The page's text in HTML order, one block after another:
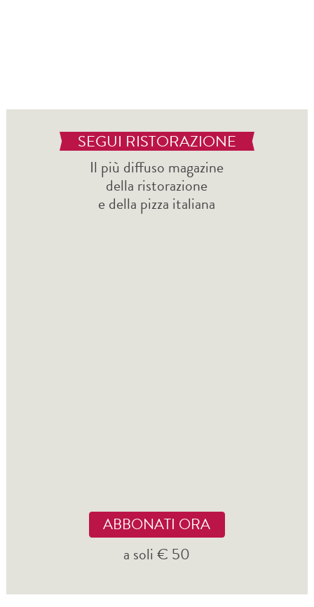
SEGUI RISTORAZIONE
Il più diffuso magazine
della ristorazione
e della pizza italiana
ABBONATI ORA
a soli € 50